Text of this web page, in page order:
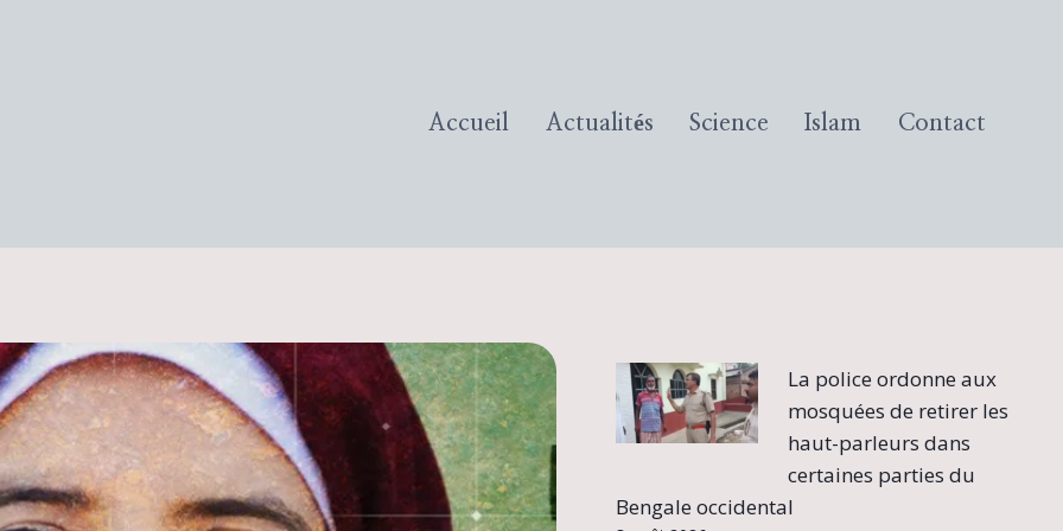
Accueil Actualités Science Islam Contact
La police ordonne aux
mosquées de retirer les
haut-parleurs dans
certaines parties du
Bengale occidental